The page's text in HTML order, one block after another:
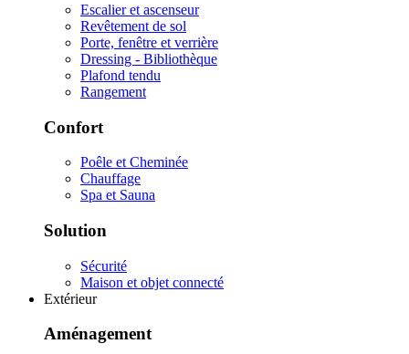
Escalier et ascenseur
Revêtement de sol
Porte, fenêtre et verrière
Dressing - Bibliothèque
Plafond tendu
Rangement
Confort
Poêle et Cheminée
Chauffage
Spa et Sauna
Solution
Sécurité
Maison et objet connecté
Extérieur
Aménagement